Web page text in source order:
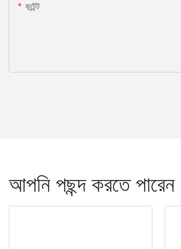
কন্টেন্ট
আপনি পছন্দ করতে পারেন